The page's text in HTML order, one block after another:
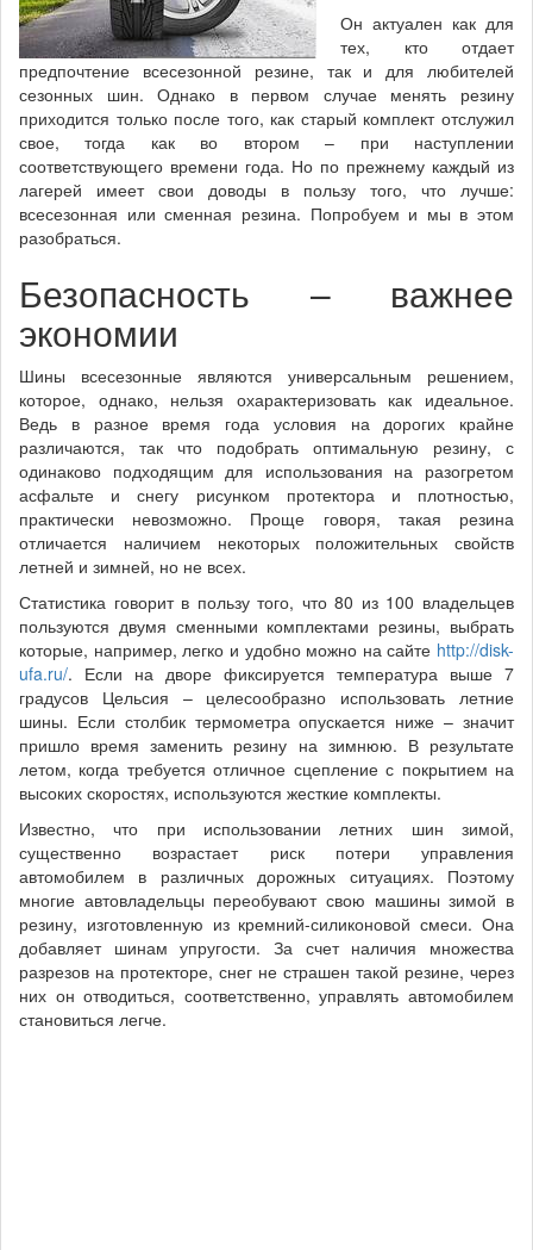
Он актуален как для
тех, кто отдает
предпочтение всесезонной резине, так и для любителей
сезонных шин. Однако в первом случае менять резину
приходится только после того, как старый комплект отслужил
свое, тогда как во втором – при наступлении
соответствующего времени года. Но по прежнему каждый из
лагерей имеет свои доводы в пользу того, что лучше:
всесезонная или сменная резина. Попробуем и мы в этом
разобраться.
Безопасность – важнее
экономии
Шины всесезонные являются универсальным решением,
которое, однако, нельзя охарактеризовать как идеальное.
Ведь в разное время года условия на дорогих крайне
различаются, так что подобрать оптимальную резину, с
одинаково подходящим для использования на разогретом
асфальте и снегу рисунком протектора и плотностью,
практически невозможно. Проще говоря, такая резина
отличается наличием некоторых положительных свойств
летней и зимней, но не всех.
Статистика говорит в пользу того, что 80 из 100 владельцев
пользуются двумя сменными комплектами резины, выбрать
которые, например, легко и удобно можно на сайте http://disk-
ufa.ru/. Если на дворе фиксируется температура выше 7
градусов Цельсия – целесообразно использовать летние
шины. Если столбик термометра опускается ниже – значит
пришло время заменить резину на зимнюю. В результате
летом, когда требуется отличное сцепление с покрытием на
высоких скоростях, используются жесткие комплекты.
Известно, что при использовании летних шин зимой,
существенно возрастает риск потери управления
автомобилем в различных дорожных ситуациях. Поэтому
многие автовладельцы переобувают свою машины зимой в
резину, изготовленную из кремний-силиконовой смеси. Она
добавляет шинам упругости. За счет наличия множества
разрезов на протекторе, снег не страшен такой резине, через
них он отводиться, соответственно, управлять автомобилем
становиться легче.